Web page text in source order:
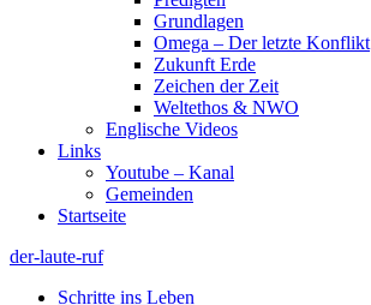
Grundlagen
Omega – Der letzte Konflikt
Zukunft Erde
Zeichen der Zeit
Weltethos & NWO
Englische Videos
Links
Youtube – Kanal
Gemeinden
Startseite
der-laute-ruf
Schritte ins Leben